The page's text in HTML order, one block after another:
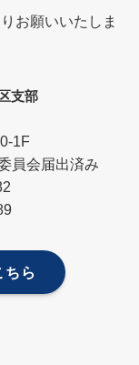
お願いいたしま
支部
1F
員会届出済み
ちら